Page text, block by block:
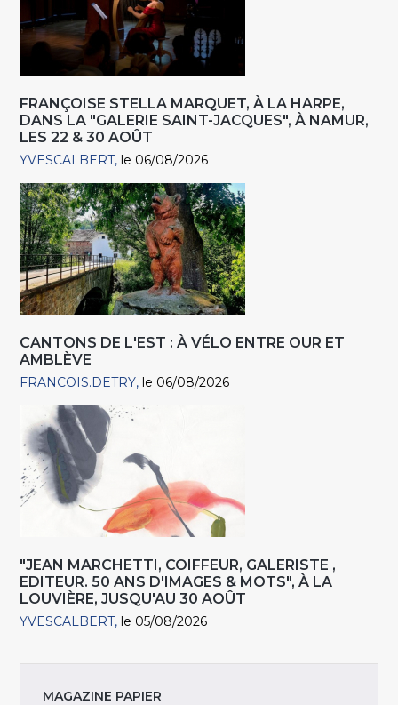
FRANÇOISE STELLA MARQUET, À LA HARPE,
DANS LA "GALERIE SAINT-JACQUES", À NAMUR,
LES 22 & 30 AOÛT
YVESCALBERT le 06/08/2026
CANTONS DE L'EST : À VÉLO ENTRE OUR ET
AMBLÈVE
FRANCOIS.DETRY le 06/08/2026
"JEAN MARCHETTI, COIFFEUR, GALERISTE ,
EDITEUR. 50 ANS D'IMAGES & MOTS", À LA
LOUVIÈRE, JUSQU'AU 30 AOÛT
YVESCALBERT le 05/08/2026
MAGAZINE PAPIER